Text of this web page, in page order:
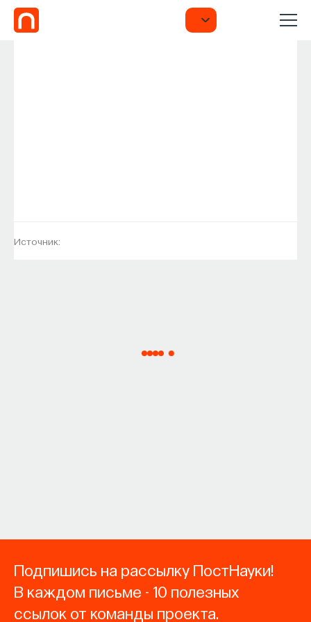
Источник:
Подпишись на рассылку ПостНауки!
В каждом письме - 10 полезных
ссылок от команды проекта.